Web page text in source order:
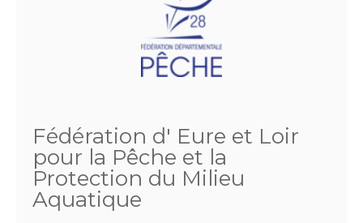
Fédération d' Eure et Loir
pour la Pêche et la
Protection du Milieu
Aquatique